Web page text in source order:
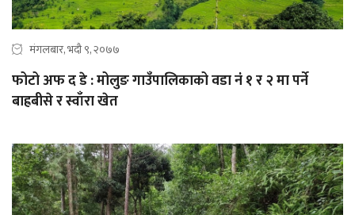
मंगलबार, भदौ ९, २०७७
फोटो अफ द डे : मोलुङ गाउँपालिकाको वडा नंं १ र २ मा पर्ने
बाह्रबीसे र स्वाँरा खेत